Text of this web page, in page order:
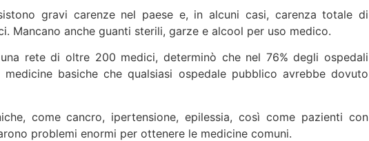
gravi carenze nel paese e, in alcuni casi, carenza totale di
Mancano anche guanti sterili, garze e alcool per uso medico.
una rete di oltre 200 medici, determinò che nel 76% degli ospedali
basiche che qualsiasi ospedale pubblico avrebbe dovuto
come cancro, ipertensione, epilessia, così come pazienti con
problemi enormi per ottenere le medicine comuni.